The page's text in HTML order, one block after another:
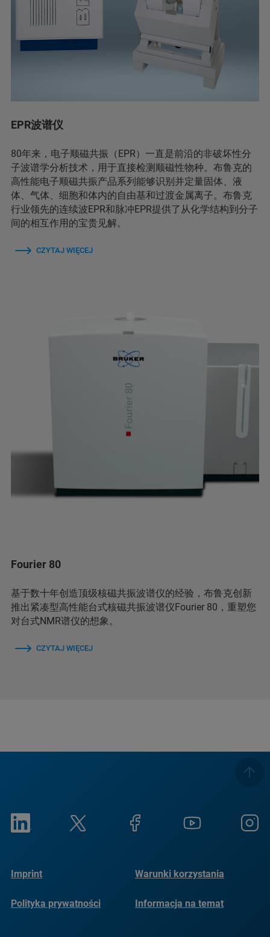
EPR波谱仪
80年来，电子顺磁共振（EPR）一直是前沿的非破坏性分
子波谱学分析技术，用于直接检测顺磁性物种。布鲁克的
高性能电子顺磁共振产品系列能够识别并定量固体、液
体、气体、细胞和体内的自由基和过渡金属离子。布鲁克
行业领先的连续波EPR和脉冲EPR提供了从化学结构到分子
间的相互作用的宝贵见解。
CZYTAJ WIĘCEJ
Fourier 80
基于数十年创造顶级核磁共振波谱仪的经验，布鲁克创新
推出紧凑型高性能台式核磁共振波谱仪Fourier 80，重塑您
对台式NMR谱仪的想象。
CZYTAJ WIĘCEJ
Imprint Warunki korzystania
Polityka prywatności
Informacja na temat